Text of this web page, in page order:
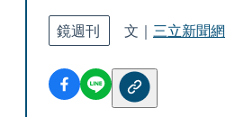
鏡週刊 文｜ 三立新聞網